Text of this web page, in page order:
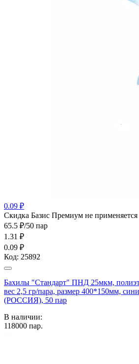
0.09 ₽
Cкидка Базис Премиум не применяется
65.5 ₽/50 пар
1.31 ₽
0.09 ₽
Код: 25892
Бахилы "Стандарт" ПНД 25мкм,
вес 2,5 гр/пара, размер 400*150мм,
(РОССИЯ), 50 пар
В наличии:
118000 пар.